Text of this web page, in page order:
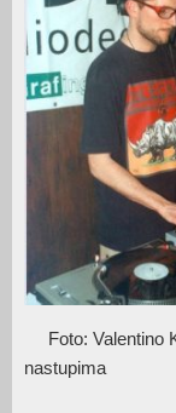
Foto: Valentino
nastupima